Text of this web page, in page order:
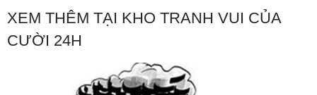
XEM THÊM TẠI KHO TRANH VUI CỦA
CƯỜI 24H